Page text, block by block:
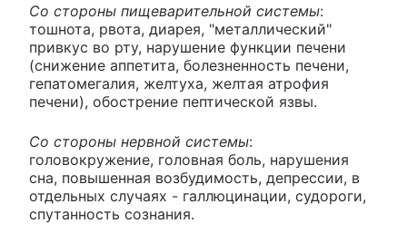
Со стороны пищеварительной системы:
тошнота, рвота, диарея, "металлический"
привкус во рту, нарушение функции печени
(снижение аппетита, болезненность печени,
гепатомегалия, желтуха, желтая атрофия
печени), обострение пептической язвы.
Со стороны нервной системы:
головокружение, головная боль, нарушения
сна, повышенная возбудимость, депрессии, в
отдельных случаях - галлюцинации, судороги,
спутанность сознания.